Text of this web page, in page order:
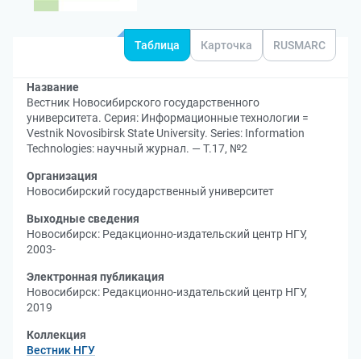
Таблица Карточка RUSMARC
Название
Вестник Новосибирского государственного
университета. Серия: Информационные технологии =
Vestnik Novosibirsk State University. Series: Information
Technologies: научный журнал. — Т.17, №2
Организация
Новосибирский государственный университет
Выходные сведения
Новосибирск: Редакционно-издательский центр НГУ,
2003-
Электронная публикация
Новосибирск: Редакционно-издательский центр НГУ,
2019
Коллекция
Вестник НГУ